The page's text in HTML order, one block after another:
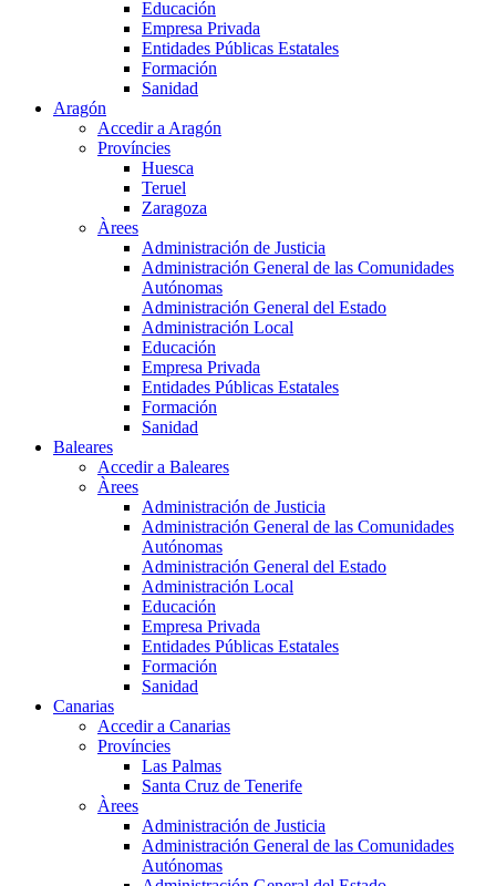
Educación
Empresa Privada
Entidades Públicas Estatales
Formación
Sanidad
Aragón
Accedir a Aragón
Províncies
Huesca
Teruel
Zaragoza
Àrees
Administración de Justicia
Administración General de las Comunidades
Autónomas
Administración General del Estado
Administración Local
Educación
Empresa Privada
Entidades Públicas Estatales
Formación
Sanidad
Baleares
Accedir a Baleares
Àrees
Administración de Justicia
Administración General de las Comunidades
Autónomas
Administración General del Estado
Administración Local
Educación
Empresa Privada
Entidades Públicas Estatales
Formación
Sanidad
Canarias
Accedir a Canarias
Províncies
Las Palmas
Santa Cruz de Tenerife
Àrees
Administración de Justicia
Administración General de las Comunidades
Autónomas